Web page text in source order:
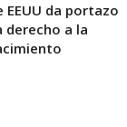
EEUU da portazo
derecho a la